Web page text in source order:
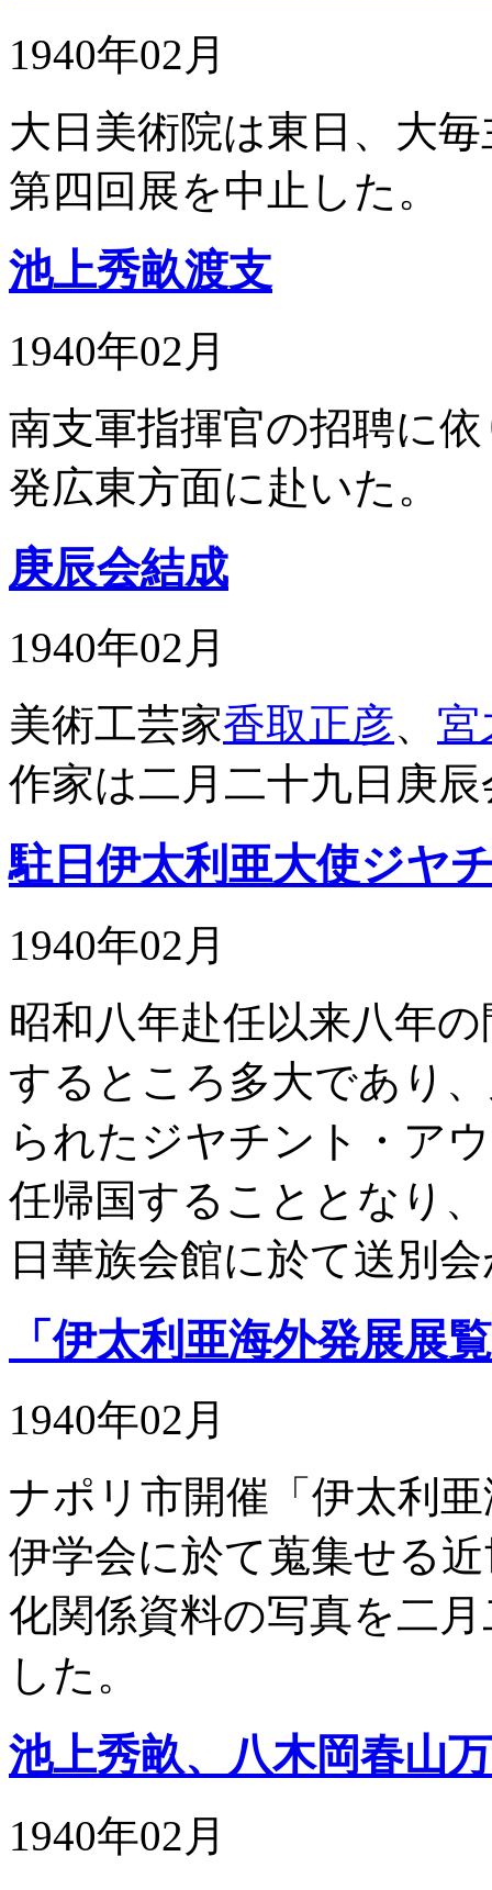
1940年02月
大日美術院は東日、大
第四回展を中止した。
池上秀畝渡支
1940年02月
南支軍指揮官の招聘に
発広東方面に赴いた。
庚辰会結成
1940年02月
美術工芸家香取正彦、 宮
作家は二月二十九日庚
駐日伊太利亜大使ジヤ
1940年02月
昭和八年赴任以来八年
するところ多大であり
られたジヤチント・ア
任帰国することとなり
日華族会館に於て送別
「伊太利亜海外発展展
1940年02月
ナポリ市開催「伊太利
伊学会に於て蒐集せる
化関係資料の写真を二
した。
池上秀畝、八木岡春山
1940年02月